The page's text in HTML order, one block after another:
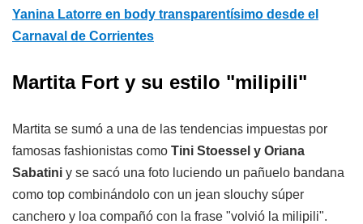
Yanina Latorre en body transparentísimo desde el
Carnaval de Corrientes
Martita Fort y su estilo "milipili"
Martita se sumó a una de las tendencias impuestas por
famosas fashionistas como Tini Stoessel y Oriana
Sabatini y se sacó una foto luciendo un pañuelo bandana
como top combinándolo con un jean slouchy súper
canchero y loa compañó con la frase "volvió la milipili".